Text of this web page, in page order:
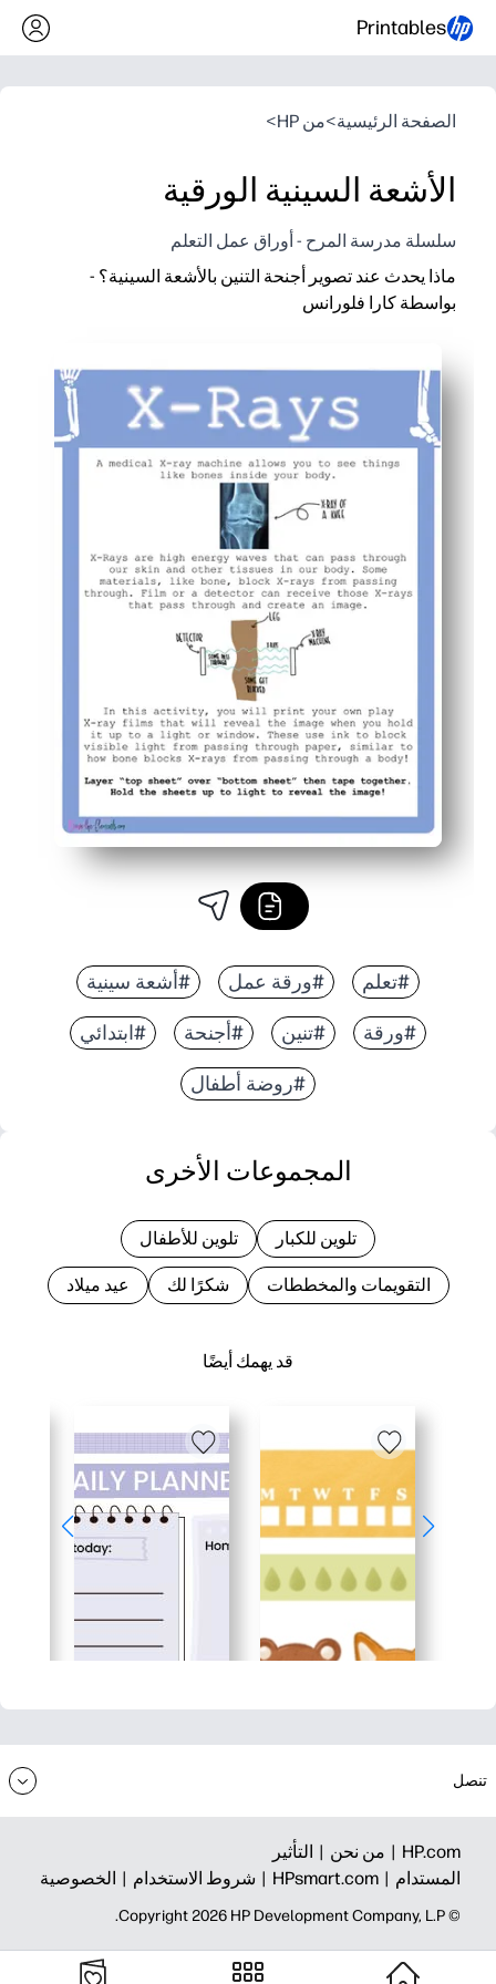
Printables
الصفحة الرئيسية>من HP >
الأشعة السينية الورقية
سلسلة مدرسة المرح - أوراق عمل التعلم
ماذا يحدث عند تصوير أجنحة التنين بالأشعة السينية؟ -
بواسطة كارا فلورانس
#تعلم #ورقة عمل #أشعة سينية
#ورقة #تنين #أجنحة #ابتدائي
#روضة أطفال
قد يهمك أيضًا
المجموعات الأخرى
تلوين للكبار تلوين للأطفال
التقويمات والمخططات شكرًا لك عيد ميلاد
تنصل
HP.com | من نحن | التأثير
المستدام | HPsmart.com | شروط الاستخدام | الخصوصية
© Copyright 2026 HP Development Company, L.P.